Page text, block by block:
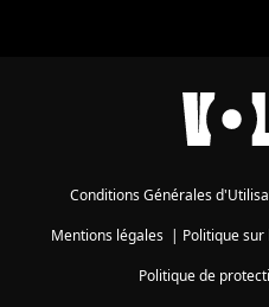
Conditions Générales
Mentions légales| Politique
Politique de